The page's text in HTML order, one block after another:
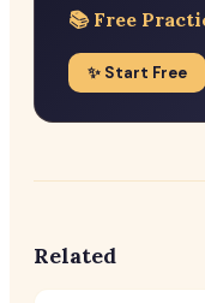
📚 Free
✨ Start Free
Related